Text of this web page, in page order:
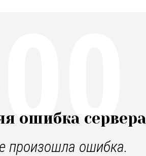
ошибка сервера
произошла ошибка.